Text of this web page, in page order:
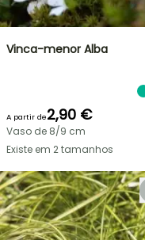
Vinca-menor Alba
A partir de2,90 €
Vaso de 8/9 cm
Existe em 2 tamanhos